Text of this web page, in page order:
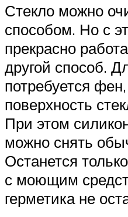
Стекло можно
способом. Но с
прекрасно
другой способ.
потребуется
поверхность
При этом
можно снять
Останется
с моющим
герметика не